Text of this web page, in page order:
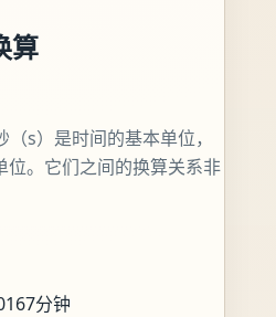
算
s）是时间的基本单位，
。它们之间的换算关系非
分钟